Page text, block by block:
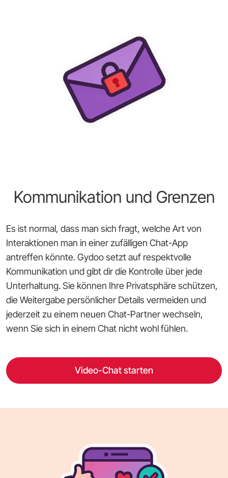
Kommunikation und Grenzen
Es ist normal, dass man sich fragt, welche Art von
Interaktionen man in einer zufälligen Chat-App
antreffen könnte. Gydoo setzt auf respektvolle
Kommunikation und gibt dir die Kontrolle über jede
Unterhaltung. Sie können Ihre Privatsphäre schützen,
die Weitergabe persönlicher Details vermeiden und
jederzeit zu einem neuen Chat-Partner wechseln,
wenn Sie sich in einem Chat nicht wohl fühlen.
Video-Chat starten